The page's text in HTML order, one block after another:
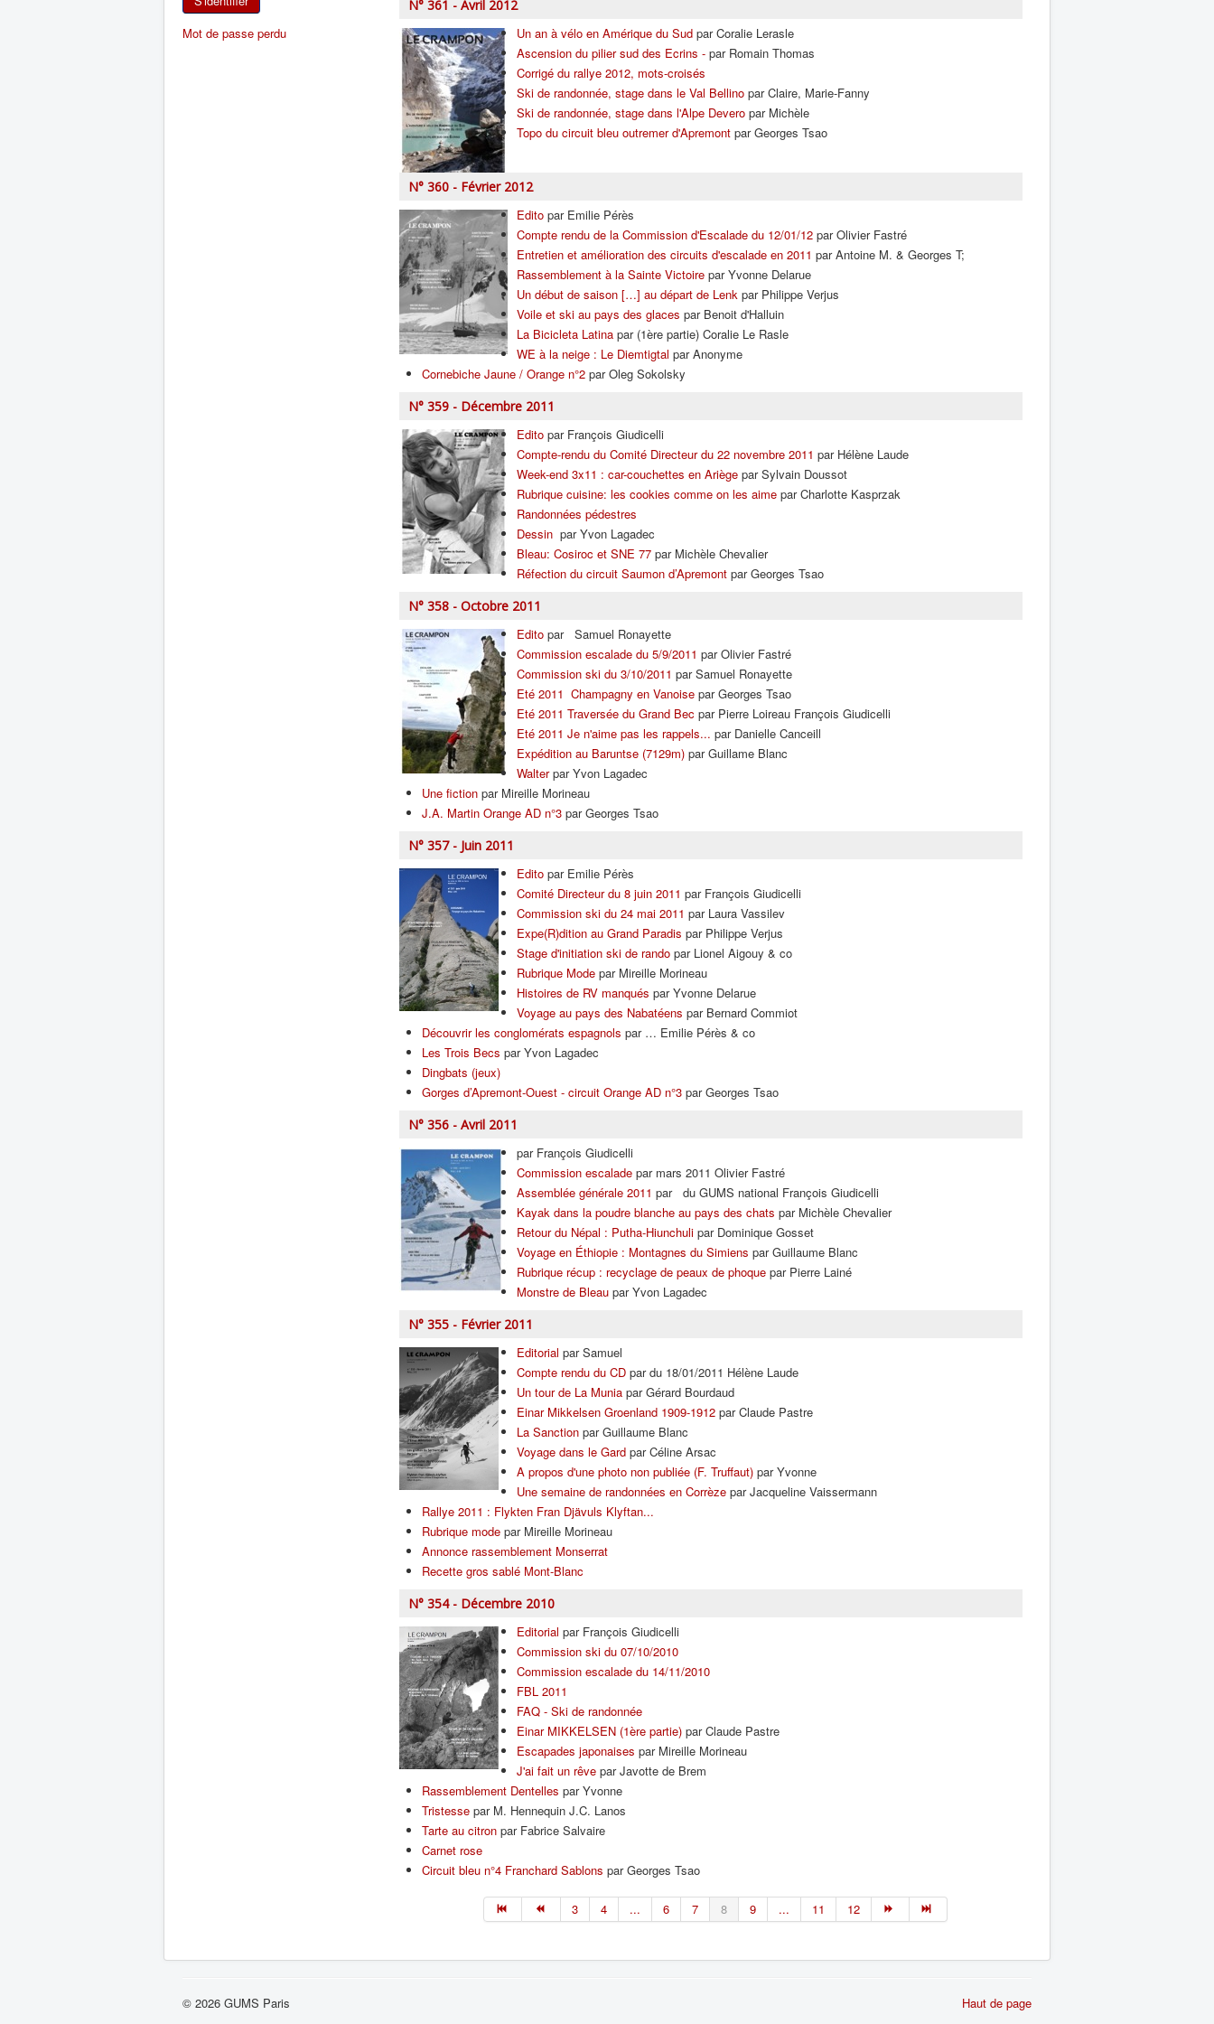
Mot de passe perdu
N° 361 - Avril 2012
Un an à vélo en Amérique du Sud par Coralie Lerasle
Ascension du pilier sud des Ecrins - par Romain Thomas
Corrigé du rallye 2012, mots-croisés
Ski de randonnée, stage dans le Val Bellino par Claire, Marie-Fanny
Ski de randonnée, stage dans l'Alpe Devero par Michèle
Topo du circuit bleu outremer d'Apremont par Georges Tsao
N° 360 - Février 2012
Edito par Emilie Pérès
Compte rendu de la Commission d'Escalade du 12/01/12 par Olivier Fastré
Entretien et amélioration des circuits d'escalade en 2011 par Antoine M. & Georges T;
Rassemblement à la Sainte Victoire par Yvonne Delarue
Un début de saison […] au départ de Lenk par Philippe Verjus
Voile et ski au pays des glaces par Benoit d'Halluin
La Bicicleta Latina par (1ère partie) Coralie Le Rasle
WE à la neige : Le Diemtigtal par Anonyme
Cornebiche Jaune / Orange n°2 par Oleg Sokolsky
N° 359 - Décembre 2011
Edito par François Giudicelli
Compte-rendu du Comité Directeur du 22 novembre 2011 par Hélène Laude
Week-end 3x11 : car-couchettes en Ariège par Sylvain Doussot
Rubrique cuisine: les cookies comme on les aime par Charlotte Kasprzak
Randonnées pédestres
Dessin par Yvon Lagadec
Bleau: Cosiroc et SNE 77 par Michèle Chevalier
Réfection du circuit Saumon d’Apremont par Georges Tsao
N° 358 - Octobre 2011
Edito par Samuel Ronayette
Commission escalade du 5/9/2011 par Olivier Fastré
Commission ski du 3/10/2011 par Samuel Ronayette
Eté 2011 Champagny en Vanoise par Georges Tsao
Eté 2011 Traversée du Grand Bec par Pierre Loireau François Giudicelli
Eté 2011 Je n'aime pas les rappels... par Danielle Canceill
Expédition au Baruntse (7129m) par Guillame Blanc
Walterpar Yvon Lagadec
Une fiction par Mireille Morineau
J.A. Martin Orange AD n°3 par Georges Tsao
N° 357 - Juin 2011
Edito par Emilie Pérès
Comité Directeur du 8 juin 2011 par François Giudicelli
Commission ski du 24 mai 2011 par Laura Vassilev
Expe(R)dition au Grand Paradis par Philippe Verjus
Stage d'initiation ski de rando par Lionel Aigouy & co
Rubrique Mode par Mireille Morineau
Histoires de RV manqués par Yvonne Delarue
Voyage au pays des Nabatéens par Bernard Commiot
Découvrir les conglomérats espagnols par … Emilie Pérès & co
Les Trois Becs par Yvon Lagadec
Dingbats (jeux)
Gorges d’Apremont-Ouest - circuit Orange AD n°3 par Georges Tsao
N° 356 - Avril 2011
par François Giudicelli
Commission escalade par mars 2011 Olivier Fastré
Assemblée générale 2011 par du GUMS national François Giudicelli
Kayak dans la poudre blanche au pays des chats par Michèle Chevalier
Retour du Népal : Putha-Hiunchuli par Dominique Gosset
Voyage en Éthiopie : Montagnes du Simiens par Guillaume Blanc
Rubrique récup : recyclage de peaux de phoque par Pierre Lainé
Monstre de Bleau par Yvon Lagadec
N° 355 - Février 2011
Editorial par Samuel
Compte rendu du CD par du 18/01/2011 Hélène Laude
Un tour de La Munia par Gérard Bourdaud
Einar Mikkelsen Groenland 1909-1912 par Claude Pastre
La Sanction par Guillaume Blanc
Voyage dans le Gard par Céline Arsac
A propos d'une photo non publiée (F. Truffaut) par Yvonne
Une semaine de randonnées en Corrèze par Jacqueline Vaissermann
Rallye 2011 : Flykten Fran Djävuls Klyftan...
Rubrique mode par Mireille Morineau
Annonce rassemblement Monserrat
Recette gros sablé Mont-Blanc
N° 354 - Décembre 2010
Editorial par François Giudicelli
Commission ski du 07/10/2010
Commission escalade du 14/11/2010
FBL 2011
FAQ - Ski de randonnée
Einar MIKKELSEN (1ère partie) par Claude Pastre
Escapades japonaises par Mireille Morineau
J'ai fait un rêve par Javotte de Brem
Rassemblement Dentelles par Yvonne
Tristesse par M. Hennequin J.C. Lanos
Tarte au citron par Fabrice Salvaire
Carnet rose
Circuit bleu n°4 Franchard Sablons par Georges Tsao
3 4 ... 6 7 8 9 ... 11 12
Haut de page
© 2026 GUMS Paris